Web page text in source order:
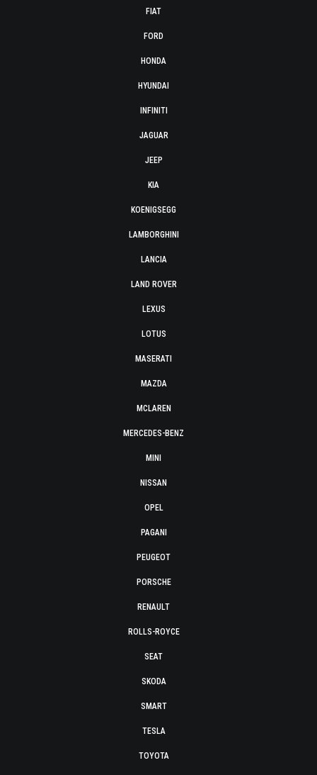
FIAT
FORD
HONDA
HYUNDAI
INFINITI
JAGUAR
JEEP
KIA
KOENIGSEGG
LAMBORGHINI
LANCIA
LAND ROVER
LEXUS
LOTUS
MASERATI
MAZDA
MCLAREN
MERCEDES-BENZ
MINI
NISSAN
OPEL
PAGANI
PEUGEOT
PORSCHE
RENAULT
ROLLS-ROYCE
SEAT
SKODA
SMART
TESLA
TOYOTA